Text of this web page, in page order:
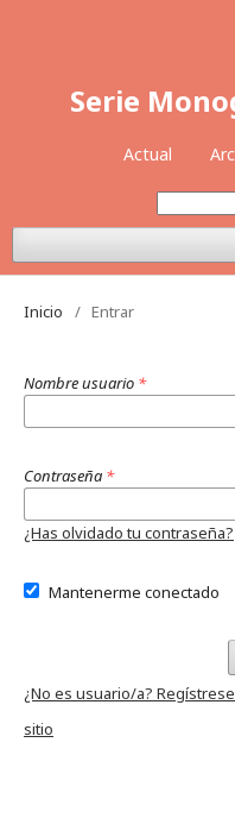
Serie
Actual
Inicio / Entrar
Nombre usuario *
Contraseña *
¿Has olvidado tu contraseña?
Mantenerme conectado
¿No es usuario/a?
sitio